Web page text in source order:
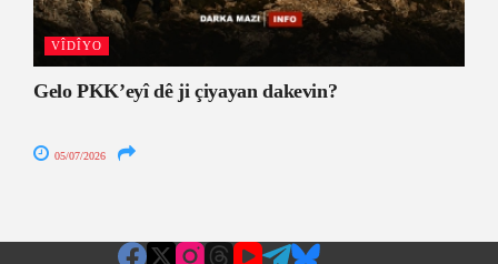
VÎDÎYO
Gelo PKK’eyî dê ji çiyayan dakevin?
05/07/2026